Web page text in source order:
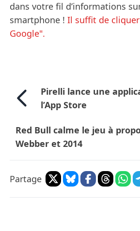
dans votre fil d’informations
smartphone ! Il suffit de
Google".
Pirelli lance une
l’App Store
Red Bull calme le jeu à
Webber et 2014
Partage